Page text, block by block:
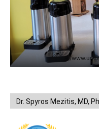
https://
Dr. Spyros Mezitis, MD,